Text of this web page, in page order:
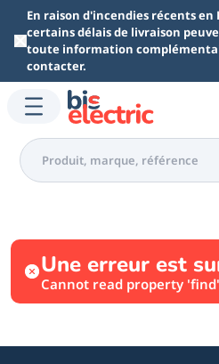
Aller au contenu principal
En raison d'incendies récents en
certains délais de livraison
toute information
contacter.
Une erreur est
Cannot read property